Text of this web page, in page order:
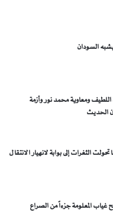
السودان
ومعاوية محمد نور وأزمة
في السودان الحديث
الثغرات إلى بوابة لانهيار الانتقال
المعلومة جزءاً من الصراع